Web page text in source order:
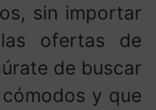
sin importar
ofertas de
de buscar
y que